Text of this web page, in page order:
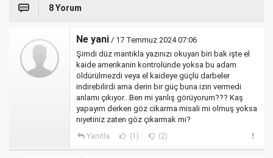
8 Yorum
Ne yani / 17 Temmuz 2024 07:06
Şimdi düz mantıkla yazınızı okuyan biri bak işte el
kaide amerikanin kontrolünde yoksa bu adam
öldürülmezdi veya el kaideye güçlü darbeler
indirebilirdi ama derin bir güç buna izin vermedi
anlamı çıkıyor...Ben mi yanlış görüyorum??? Kaş
yapayım derken göz cikarma misali mi olmuş yoksa
niyetiniz zaten göz çıkarmak mi?
Yanıtla (1) (2)